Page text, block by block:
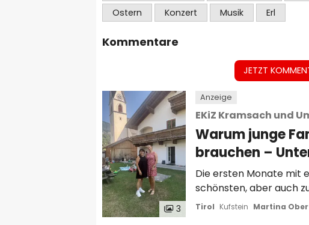
Ostern
Konzert Musik Erl
Kommentare
JETZT
Anzeige
3
EKiZ Kramsach und
Warum junge
brauchen –
Die ersten Monate mit
schönsten, aber auch
Leben einer Familie.
Tirol Kufstein Martina